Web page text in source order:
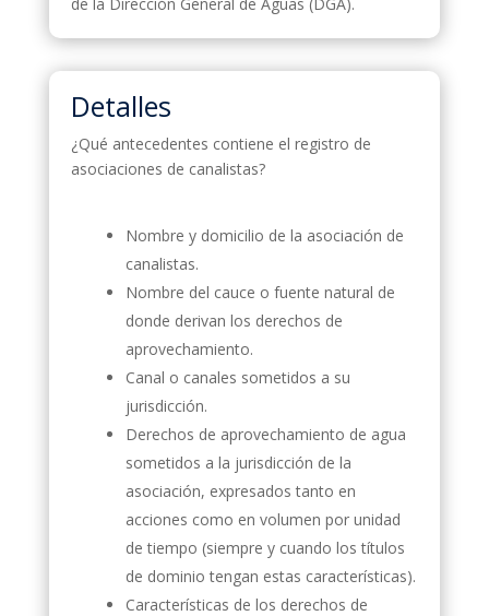
Detalles
¿Qué antecedentes contiene el registro de
asociaciones de canalistas?
Nombre y domicilio de la asociación de
canalistas.
Nombre del cauce o fuente natural de
donde derivan los derechos de
aprovechamiento.
Canal o canales sometidos a su
jurisdicción.
Derechos de aprovechamiento de agua
sometidos a la jurisdicción de la
asociación, expresados tanto en
acciones como en volumen por unidad
de tiempo (siempre y cuando los títulos
de dominio tengan estas características).
Características de los derechos de